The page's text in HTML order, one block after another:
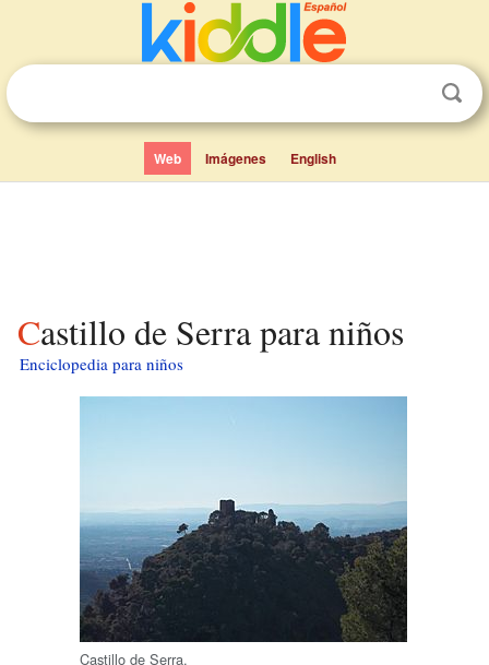
Web Imágenes English
Castillo de Serra para niños
Enciclopedia para niños
Castillo de Serra.